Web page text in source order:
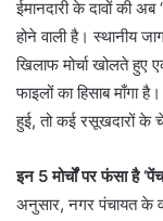
ईमानदारी के दावों की
होने वाली है। स्थानीय
खिलाफ मोर्चा खोलते
फाइलों का हिसाब माँगा
हुई, तो कई रसूखदारों के
इन 5 मोर्चों पर फंसा है
अनुसार, नगर पंचायत के